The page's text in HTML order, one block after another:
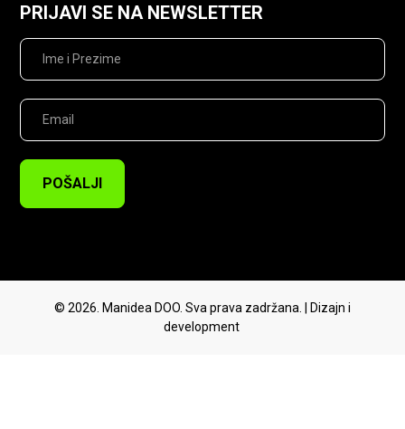
PRIJAVI SE NA NEWSLETTER
POŠALJI
© 2026. Manidea DOO. Sva prava zadržana. | Dizajn i
development